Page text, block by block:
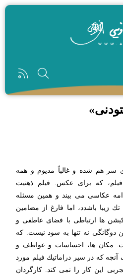
رفتن به محتوای اصلی
هم شده و غالباً مدیوم و همه
كه برای عكس. فیلم ذهنیت
عكاسی می بیند و همین مسئله
زیبا باشدد، اما فارغ از مضامین
ها ارتباطی با فضای عاطفی و
دوگانگی نه تنها به سود نیست. كه
مكان ها، احساسات و عواطف و
آنچه كه در سیر دراماتیك فیلم مورد
این كار را نمی كند. كارگردان